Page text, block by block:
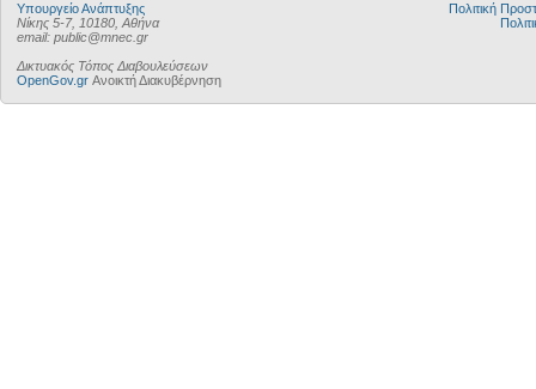
Υπουργείο Ανάπτυξης
Νίκης 5-7, 10180, Αθήνα
email: public@mnec.gr
Δικτυακός Τόπος Διαβουλεύσεων
OpenGov.gr Ανοικτή Διακυβέρνηση
Πολιτική